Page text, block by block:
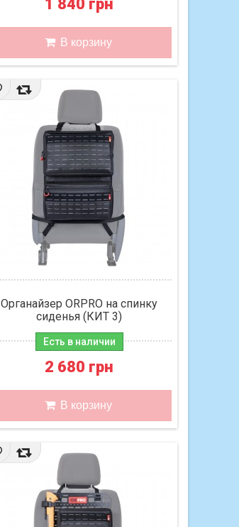
1 840 грн
В корзину
Органайзер ORPRO на спинку
сиденья (КИТ 3)
Есть в наличии
2 680 грн
В корзину